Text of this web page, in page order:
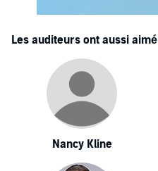
Les auditeurs ont aussi aimé
Nancy Kline